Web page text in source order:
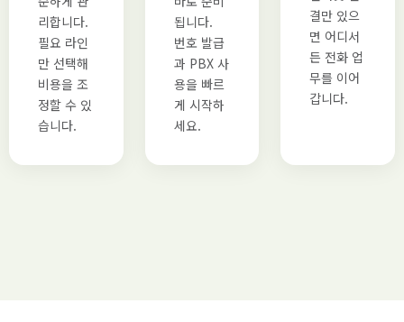
리합니다.
필요 라인
만 선택해
비용을 조
정할 수 있
습니다.
됩니다.
번호 발급
과 PBX 사
용을 빠르
게 시작하
세요.
결만 있으
면 어디서
든 전화 업
무를 이어
갑니다.